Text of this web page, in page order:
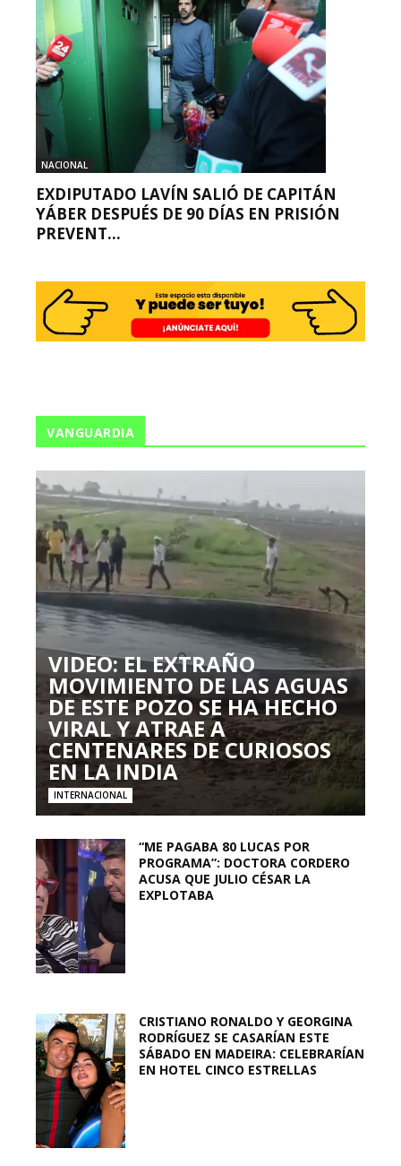
NACIONAL
EXDIPUTADO LAVÍN SALIÓ DE CAPITÁN
YÁBER DESPUÉS DE 90 DÍAS EN PRISIÓN
PREVENT...
VANGUARDIA
VIDEO: EL EXTRAÑO
MOVIMIENTO DE LAS AGUAS
DE ESTE POZO SE HA HECHO
VIRAL Y ATRAE A
CENTENARES DE CURIOSOS
EN LA INDIA
INTERNACIONAL
“ME PAGABA 80 LUCAS POR
PROGRAMA”: DOCTORA CORDERO
ACUSA QUE JULIO CÉSAR LA
EXPLOTABA
CRISTIANO RONALDO Y GEORGINA
RODRÍGUEZ SE CASARÍAN ESTE
SÁBADO EN MADEIRA: CELEBRARÍAN
EN HOTEL CINCO ESTRELLAS